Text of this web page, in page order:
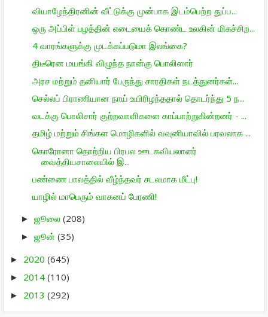
வியாழேந்திரனின் வீட்டுக்கு முன்பாக இடம்பெற்ற துப்ப...
ஒரு அப்பிள் பழத்தின் எடையைக் கொண்ட உலகின் மிகச்சிற...
4 வாரங்களுக்கு முடக்கப்படுமா இலங்கை?
திடீரென மயங்கி விழுந்த நான்கு பொலிஸார்
அரச மற்றும் தனியார் பேருந்து சாரதிகள் நடத்துனர்கள்...
செல்லப் பிராணியான நாய் உயிரிழந்ததால் தொடர்ந்து 5 ந...
வடக்கு பொலிசார் குற்றவாளிகளை காப்பாற்றுகின்றனர் - ...
தமிழ் மற்றும் சிங்கள மொழிகளில் வவுனியாவில் பரவலாக ...
கொரோனா தொற்றிய பிரபல ஊடகவியலாளர்
வைத்தியசாலையில் இ...
பண்ணை பாலத்தில் வீழ்ந்தவர் சடலமாக மீட்பு!
யாழில் மாபெரும் வாகனப் பேரணி!
► ஜூலை (208)
► ஜூன் (35)
► 2020 (645)
► 2014 (110)
► 2013 (292)